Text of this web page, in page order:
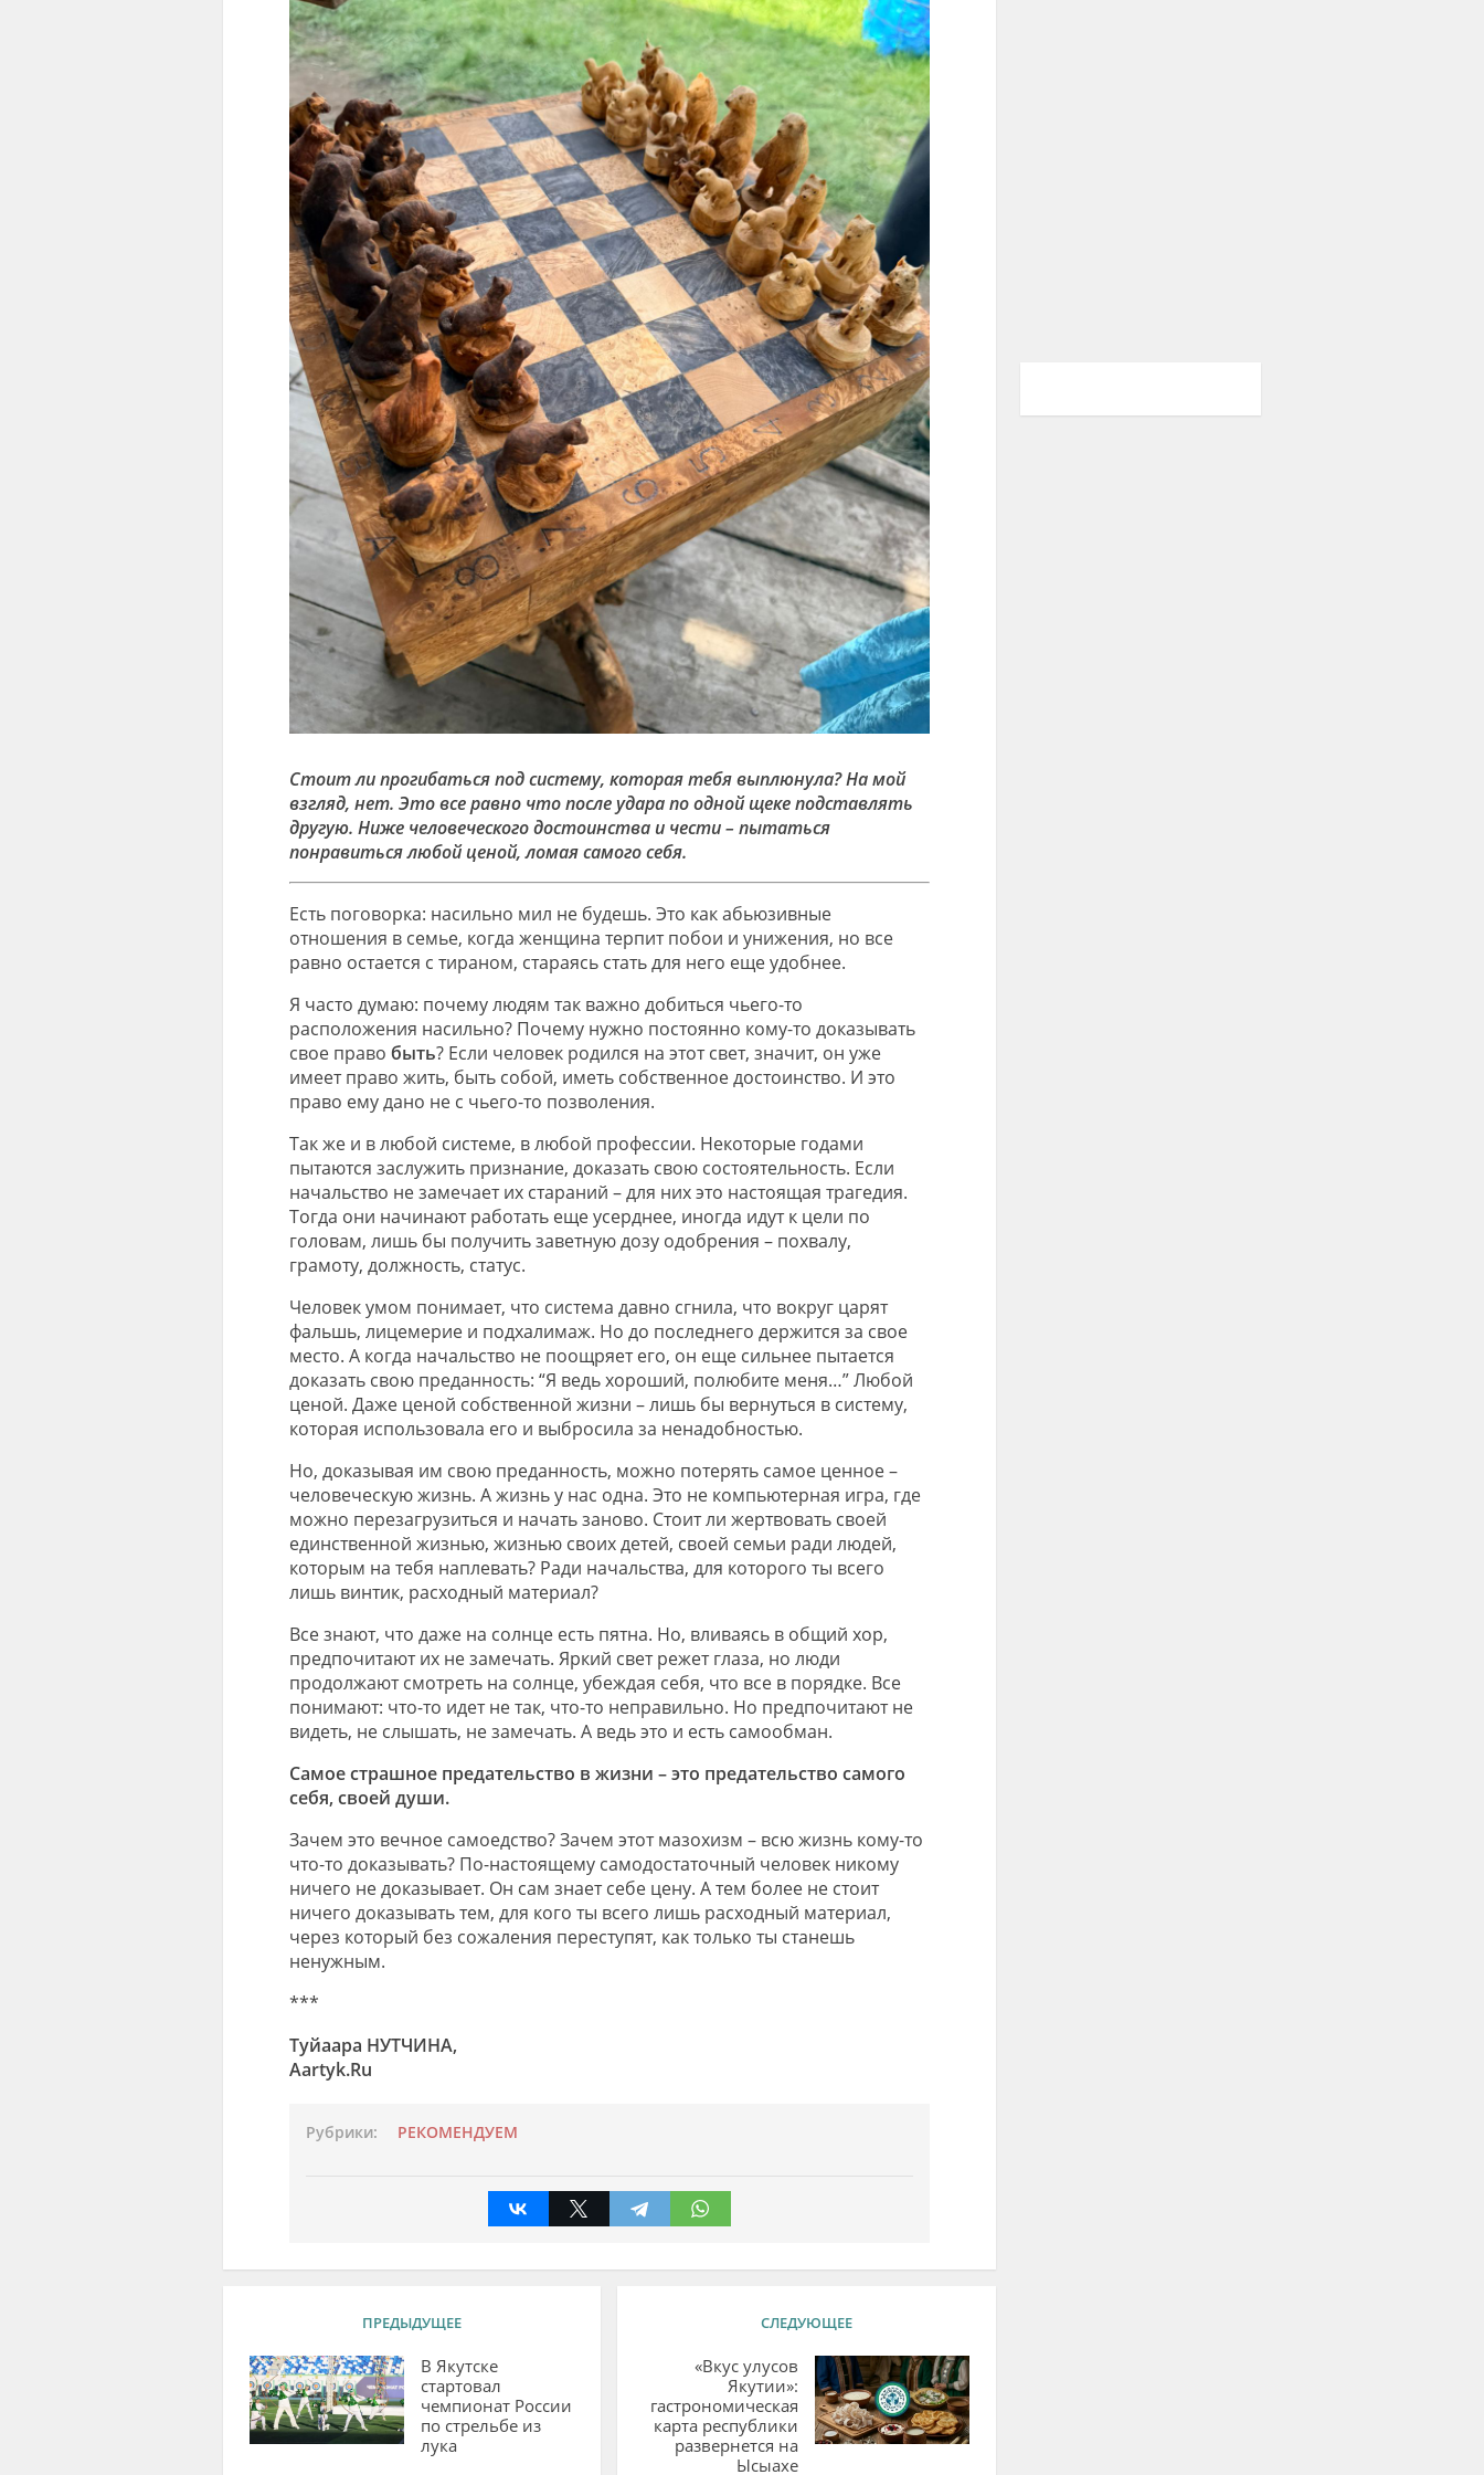
Стоит ли прогибаться под систему, которая тебя выплюнула? На мой
взгляд, нет. Это все равно что после удара по одной щеке подставлять
другую. Ниже человеческого достоинства и чести – пытаться
понравиться любой ценой, ломая самого себя.
Есть поговорка: насильно мил не будешь. Это как абьюзивные
отношения в семье, когда женщина терпит побои и унижения, но все
равно остается с тираном, стараясь стать для него еще удобнее.
Я часто думаю: почему людям так важно добиться чьего-то
расположения насильно? Почему нужно постоянно кому-то доказывать
свое право быть? Если человек родился на этот свет, значит, он уже
имеет право жить, быть собой, иметь собственное достоинство. И это
право ему дано не с чьего-то позволения.
Так же и в любой системе, в любой профессии. Некоторые годами
пытаются заслужить признание, доказать свою состоятельность. Если
начальство не замечает их стараний – для них это настоящая трагедия.
Тогда они начинают работать еще усерднее, иногда идут к цели по
головам, лишь бы получить заветную дозу одобрения – похвалу,
грамоту, должность, статус.
Человек умом понимает, что система давно сгнила, что вокруг царят
фальшь, лицемерие и подхалимаж. Но до последнего держится за свое
место. А когда начальство не поощряет его, он еще сильнее пытается
доказать свою преданность: “Я ведь хороший, полюбите меня…” Любой
ценой. Даже ценой собственной жизни – лишь бы вернуться в систему,
которая использовала его и выбросила за ненадобностью.
Но, доказывая им свою преданность, можно потерять самое ценное –
человеческую жизнь. А жизнь у нас одна. Это не компьютерная игра, где
можно перезагрузиться и начать заново. Стоит ли жертвовать своей
единственной жизнью, жизнью своих детей, своей семьи ради людей,
которым на тебя наплевать? Ради начальства, для которого ты всего
лишь винтик, расходный материал?
Все знают, что даже на солнце есть пятна. Но, вливаясь в общий хор,
предпочитают их не замечать. Яркий свет режет глаза, но люди
продолжают смотреть на солнце, убеждая себя, что все в порядке. Все
понимают: что-то идет не так, что-то неправильно. Но предпочитают не
видеть, не слышать, не замечать. А ведь это и есть самообман.
Самое страшное предательство в жизни – это предательство самого
себя, своей души.
Зачем это вечное самоедство? Зачем этот мазохизм – всю жизнь кому-то
что-то доказывать? По-настоящему самодостаточный человек никому
ничего не доказывает. Он сам знает себе цену. А тем более не стоит
ничего доказывать тем, для кого ты всего лишь расходный материал,
через который без сожаления переступят, как только ты станешь
ненужным.
***
Туйаара НУТЧИНА,
Aartyk.Ru
Рубрики: РЕКОМЕНДУЕМ
ПРЕДЫДУЩЕЕ
В Якутске
стартовал
чемпионат России
по стрельбе из
лука
СЛЕДУЮЩЕЕ
«Вкус улусов
Якутии»:
гастрономическая
карта республики
развернется на
Ысыахе